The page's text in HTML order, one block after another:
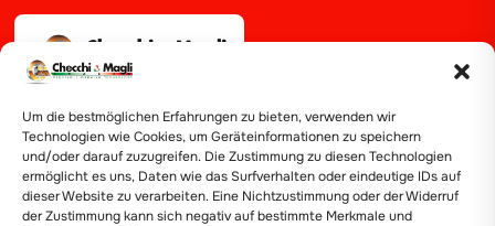
Um die bestmöglichen Erfahrungen zu bieten, verwenden wir
Technologien wie Cookies, um Geräteinformationen zu speichern
und/oder darauf zuzugreifen. Die Zustimmung zu diesen Technologien
ermöglicht es uns, Daten wie das Surfverhalten oder eindeutige IDs auf
dieser Website zu verarbeiten. Eine Nichtzustimmung oder der Widerruf
der Zustimmung kann sich negativ auf bestimmte Merkmale und
Via Guizzardi, 38 40054 Budrio (BO)
+39 051 800 253